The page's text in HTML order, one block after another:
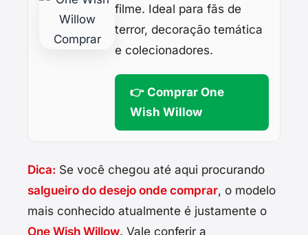
filme. Ideal para fãs de
terror, decoração temática
e colecionadores.
👉 Comprar One
Wish Willow
Dica: Se você chegou até aqui procurando
salgueiro do desejo onde comprar, o modelo
mais conhecido atualmente é justamente o
One Wish Willow. Vale conferir a